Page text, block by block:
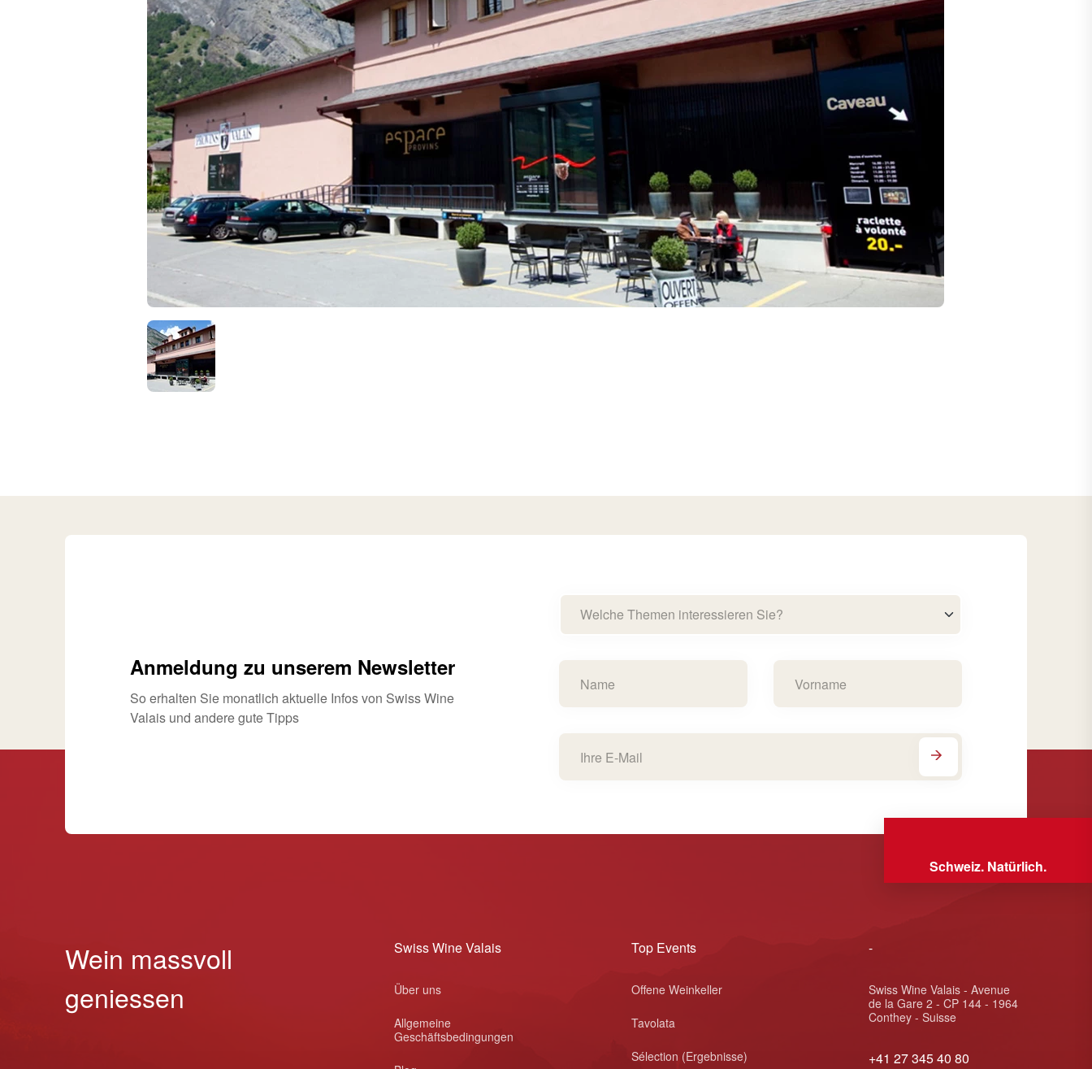
Anmeldung zu unserem Newsletter
So erhalten Sie monatlich aktuelle Infos von Swiss Wine
Valais und andere gute Tipps
Welche Themen interessieren Sie?
Schweiz. Natürlich.
Wein massvoll
geniessen
Swiss Wine Valais
Über uns
Allgemeine
Geschäftsbedingungen
Top Events
Offene Weinkeller
Tavolata
Sélection (Ergebnisse)
-
Swiss Wine Valais - Avenue
de la Gare 2 - CP 144 - 1964
Conthey - Suisse
+41 27 345 40 80